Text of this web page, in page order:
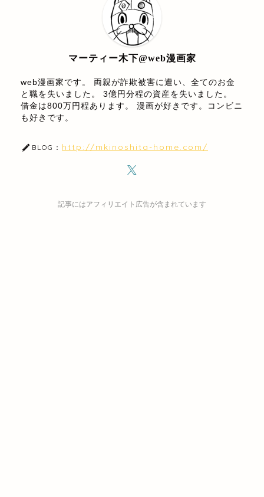
マーティー木下@web漫画家
web漫画家です。 両親が詐欺被害に遭い、全てのお金
と職を失いました。 3億円分程の資産を失いました。
借金は800万円程あります。 漫画が好きです。コンビニ
も好きです。
BLOG： http://mkinoshita-home.com/
記事にはアフィリエイト広告が含まれています